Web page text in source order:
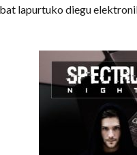
lapurtuko diegu